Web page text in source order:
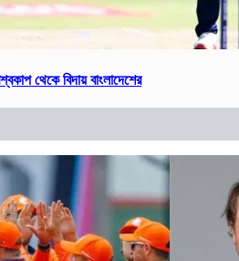
থেকে বিদায় বাংলাদেশের